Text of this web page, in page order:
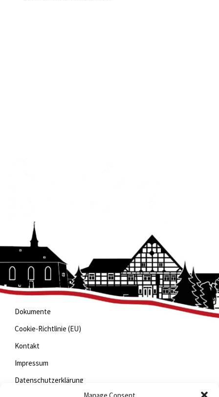
Manage Consent
Wichtige Links
Dokumente
Cookie-Richtlinie (EU)
Kontakt
Impressum
Datenschutzerklärung